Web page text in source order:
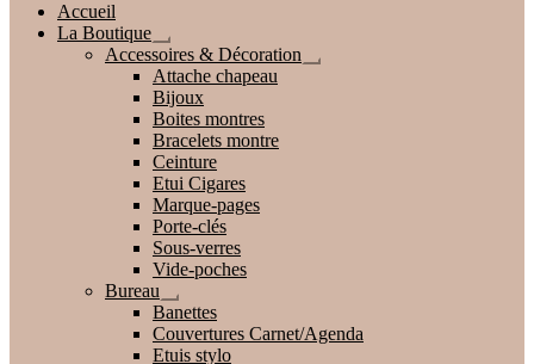
Accueil
La Boutique
Ouvrir
le
menu
enfant
Accessoires & Décoration
Ouvrir
Attache chapeau
Bijoux
Boites montres
Bracelets montre
Ceinture
Etui Cigares
Marque-pages
Porte-clés
Sous-verres
Vide-poches
Bureau
Ouvrir
le
menu
enfant
Banettes
Couvertures Carnet/Agenda
Etuis stylo